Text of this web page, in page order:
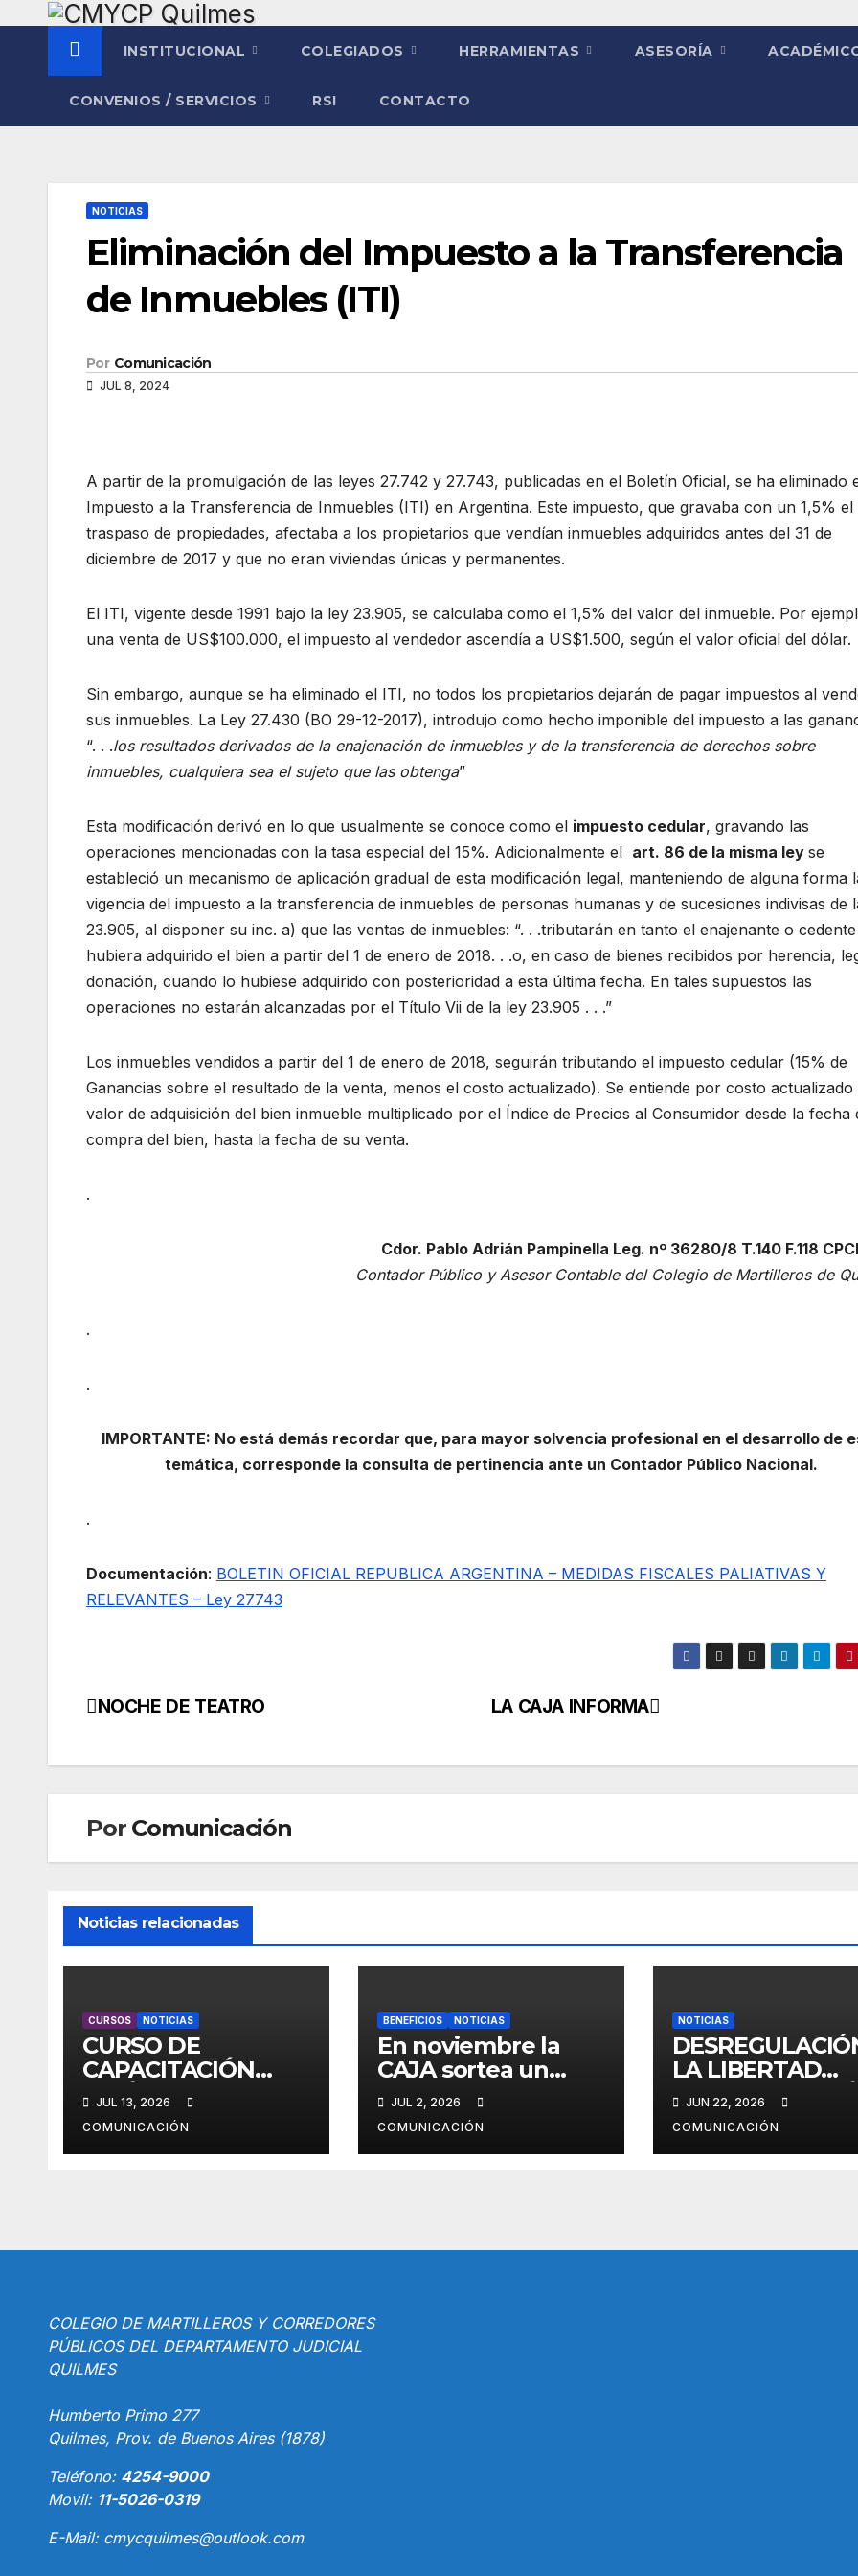
contenido
INSTITUCIONAL COLEGIADOS HERRAMIENTAS ASESORÍA
CONVENIOS / SERVICIOS RSI CONTACTO
NOTICIAS
Eliminación del Impuesto a la Transferencia
de Inmuebles (ITI)
Por Comunicación
JUL 8, 2024
A partir de la promulgación de las leyes 27.742 y 27.743, publicadas en el Boletín Oficial, se ha eliminado
Impuesto a la Transferencia de Inmuebles (ITI) en Argentina. Este impuesto, que gravaba con un 1,5% el
traspaso de propiedades, afectaba a los propietarios que vendían inmuebles adquiridos antes del 31 de
diciembre de 2017 y que no eran viviendas únicas y permanentes.
El ITI, vigente desde 1991 bajo la ley 23.905, se calculaba como el 1,5% del valor del inmueble. Por
una venta de US$100.000, el impuesto al vendedor ascendía a US$1.500, según el valor oficial del dólar.
Sin embargo, aunque se ha eliminado el ITI, no todos los propietarios dejarán de pagar impuestos al
sus inmuebles. La Ley 27.430 (BO 29-12-2017), introdujo como hecho imponible del impuesto a las
“. . .los resultados derivados de la enajenación de inmuebles y de la transferencia de derechos sobre
inmuebles, cualquiera sea el sujeto que las obtenga”
Esta modificación derivó en lo que usualmente se conoce como el impuesto cedular, gravando las
operaciones mencionadas con la tasa especial del 15%. Adicionalmente el art. 86 de la misma ley se
estableció un mecanismo de aplicación gradual de esta modificación legal, manteniendo de alguna forma
vigencia del impuesto a la transferencia de inmuebles de personas humanas y de sucesiones indivisas de
23.905, al disponer su inc. a) que las ventas de inmuebles: “. . .tributarán en tanto el enajenante o cedente
hubiera adquirido el bien a partir del 1 de enero de 2018. . .o, en caso de bienes recibidos por herencia,
donación, cuando lo hubiese adquirido con posterioridad a esta última fecha. En tales supuestos las
operaciones no estarán alcanzadas por el Título Vii de la ley 23.905 . . .”
Los inmuebles vendidos a partir del 1 de enero de 2018, seguirán tributando el impuesto cedular (15% de
Ganancias sobre el resultado de la venta, menos el costo actualizado). Se entiende por costo actualizado
valor de adquisición del bien inmueble multiplicado por el Índice de Precios al Consumidor desde la fecha
compra del bien, hasta la fecha de su venta.
.
Cdor. Pablo Adrián Pampinella Leg. nº 36280/8 T.140 F.118
Contador Público y Asesor Contable del Colegio de Martilleros de
.
.
IMPORTANTE: No está demás recordar que, para mayor solvencia profesional en el desarrollo de
temática, corresponde la consulta de pertinencia ante un Contador Público Nacional.
.
Documentación: BOLETIN OFICIAL REPUBLICA ARGENTINA – MEDIDAS FISCALES PALIATIVAS Y
RELEVANTES – Ley 27743
Navegación
LA CAJA INFORMA
NOCHE DE TEATRO
Por Comunicación
Noticias relacionadas
CURSOS NOTICIAS
CURSO DE
CAPACITACIÓN
JURÍDICA CON
MARIANO ESPER
JUL 13, 2026
COMUNICACIÓN
BENEFICIOS NOTICIAS
En noviembre la
CAJA sortea un
0km entre los
afiliados
JUL 2, 2026
COMUNICACIÓN
NOTICIAS
LA LIBERTAD
AVANZA
PROYECTO DE
JUN 22, 2026
COMUNICACIÓN
COLEGIO DE MARTILLEROS Y CORREDORES
PÚBLICOS DEL DEPARTAMENTO JUDICIAL
QUILMES
Humberto Primo 277
Quilmes, Prov. de Buenos Aires (1878)
Teléfono: 4254-9000
Movil: 11-5026-0319
E-Mail: cmycquilmes@outlook.com